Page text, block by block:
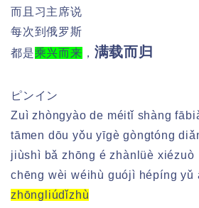
而且习主席说
每次到俄罗斯
都是乘兴而来 ， 满载而归
ピンイン
Zuì zhòngyào de méitǐ shàng
tāmen dōu yǒu yīgè gòngtóng
jiùshì bǎ zhōng é zhànlüè xiézuò
chēng wèi wéihù guójì hépíng yǔ
zhōngliúdǐzhù